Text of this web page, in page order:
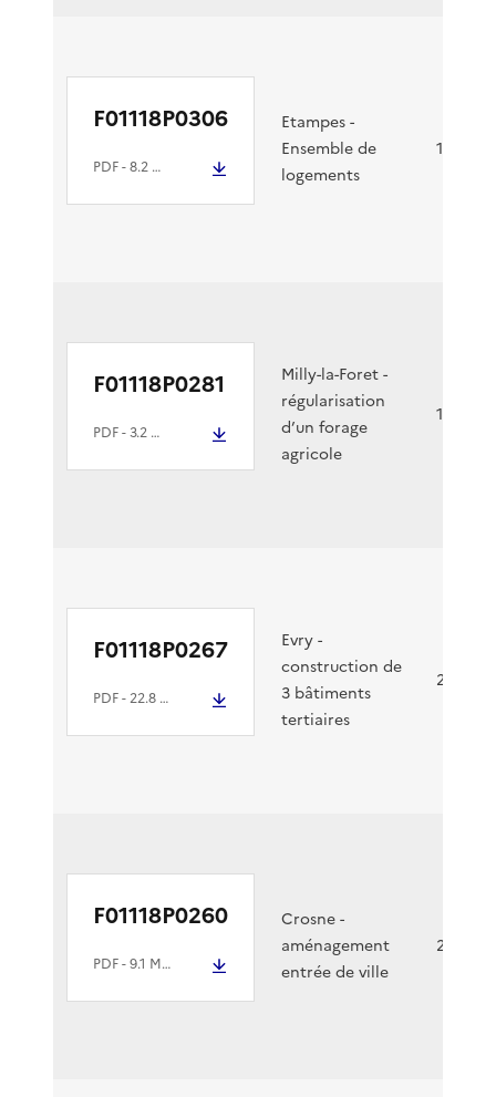
F01118P0306
PDF- 8.2 Mio
Etampes -
Ensemble de
logements
10/01/
F01118P0281
PDF- 3.2 Mio
Milly-la-Foret -
régularisation
d’un forage
agricole
12/12/
F01118P0267
PDF- 22.8 Mio
Evry -
construction de
3 bâtiments
tertiaires
29/11/
F01118P0260
PDF- 9.1 Mio
Crosne -
aménagement
entrée de ville
27/11/